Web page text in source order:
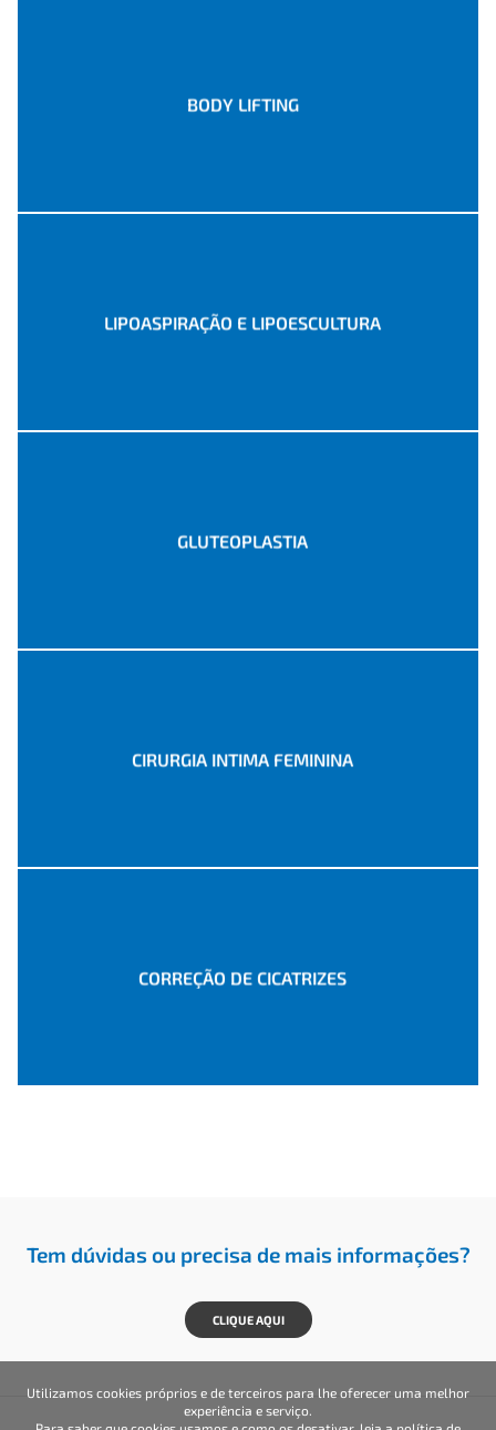
BODY LIFTING
LIPOASPIRAÇÃO E LIPOESCULTURA
GLUTEOPLASTIA
CIRURGIA INTIMA FEMININA
CORREÇÃO DE CICATRIZES
Tem dúvidas ou precisa de mais informações?
CLIQUE AQUI
Utilizamos cookies próprios e de terceiros para lhe oferecer uma melhor
experiência e serviço.